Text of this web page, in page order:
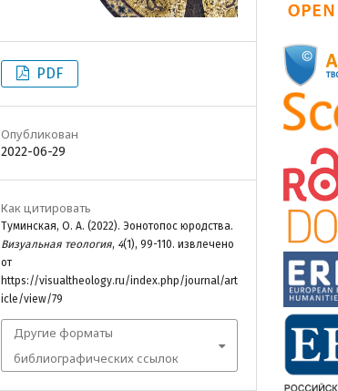
PDF
Опубликован
2022-06-29
Как цитировать
Туминская, О. А. (2022). Эонотопос юродства.
Визуальная теология, 4(1), 99-110. извлечено
от
https://visualtheology.ru/index.php/journal/art
icle/view/79
Другие форматы
библиографических ссылок